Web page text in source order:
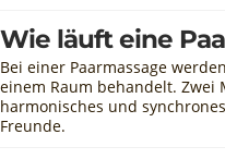
Wie läuft eine
Bei einer Paarmassage
einem Raum behandelt. Zwei
harmonisches und
Freunde.